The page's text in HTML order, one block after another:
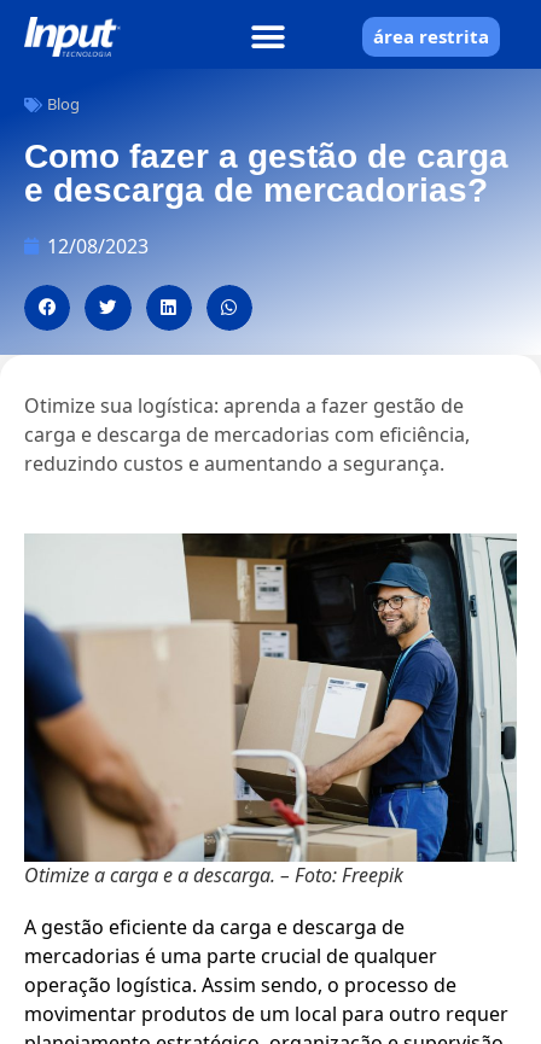
área restrita
Blog
Como fazer a gestão de carga
e descarga de mercadorias?
12/08/2023
Otimize sua logística: aprenda a fazer gestão de
carga e descarga de mercadorias com eficiência,
reduzindo custos e aumentando a segurança.
Otimize a carga e a descarga. – Foto: Freepik
A gestão eficiente da carga e descarga de
mercadorias é uma parte crucial de qualquer
operação logística. Assim sendo, o processo de
movimentar produtos de um local para outro requer